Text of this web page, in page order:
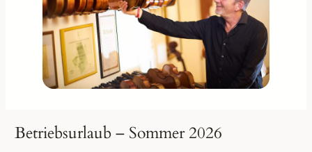
Betriebsurlaub – Sommer 2026